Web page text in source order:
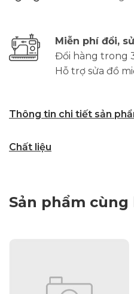
Miễn phí đổi,
Đổi hàng trong
Hỗ trợ sửa đồ
Thông tin chi tiết sản
Chất liệu
Sản phẩm cùng